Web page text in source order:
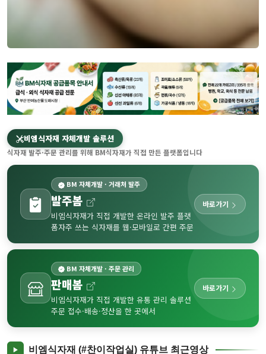
비엠식자재 자체개발 솔루션
식자재 발주·주문 관리를 위해 BM식자재가 직접 만든 플랫폼입니다
BM 자체개발 · 거래처 발주
발주봄
비엠식자재가 직접 개발한 온라인 발주 플랫
폼자주 쓰는 식자재를 웹·모바일로 간편 주문
바로가기
BM 자체개발 · 주문 관리
판매봄
비엠식자재가 직접 개발한 유통 관리 솔루션
주문 접수·배송·정산을 한 곳에서
바로가기
▶ 비엠식자재 (#찬이작업실) 유튜브 최근영상
✨ 부산대생이 꽁꽁 숨겨둔 '찐' 보석 같은 공간, 토비코에서 보낸